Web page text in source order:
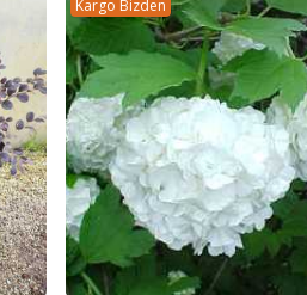
Kargo Bizden